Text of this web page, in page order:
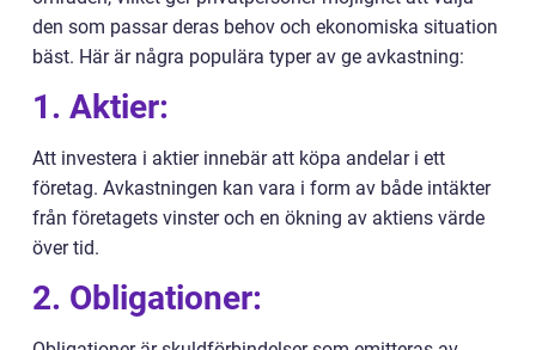
den som passar deras behov och ekonomiska situation
bäst. Här är några populära typer av ge avkastning:
1. Aktier:
Att investera i aktier innebär att köpa andelar i ett
företag. Avkastningen kan vara i form av både intäkter
från företagets vinster och en ökning av aktiens värde
över tid.
2. Obligationer: